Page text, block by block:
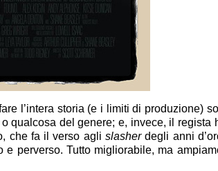
l’intera storia (e i limiti di produzione)
qualcosa del genere; e, invece, il regista
che fa il verso aglislasherdegli anni
e perverso. Tutto migliorabile, ma